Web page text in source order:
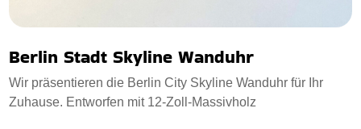
Berlin Stadt Skyline Wanduhr
Wir präsentieren die Berlin City Skyline Wanduhr für Ihr
Zuhause. Entworfen mit 12-Zoll-Massivholz